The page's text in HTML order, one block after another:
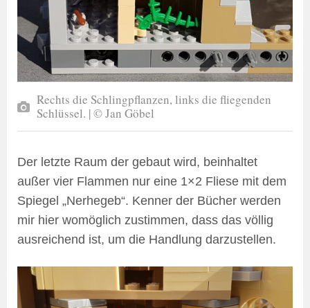
Rechts die Schlingpflanzen, links die fliegenden
Schlüssel. | © Jan Göbel
Der letzte Raum der gebaut wird, beinhaltet
außer vier Flammen nur eine 1×2 Fliese mit dem
Spiegel „Nerhegeb“. Kenner der Bücher werden
mir hier womöglich zustimmen, dass das völlig
ausreichend ist, um die Handlung darzustellen.